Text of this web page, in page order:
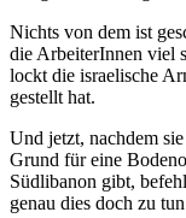
Nichts von dem ist
die ArbeiterInnen viel
lockt die israelische
gestellt hat.
Und jetzt, nachdem
Grund für eine
Südlibanon gibt,
genau dies doch zu